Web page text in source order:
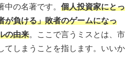
中の名著です。 個人投資家にとっ
が負ける」敗者のゲームになっ
の由来。ここで言うミスとは、市
てしまうことを指します。いいか